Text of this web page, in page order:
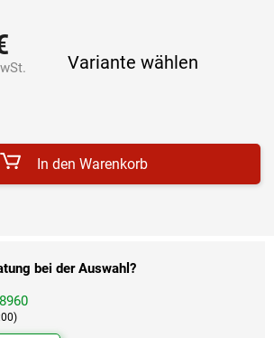
Variante wählen
In den Warenkorb
bei der Auswahl?